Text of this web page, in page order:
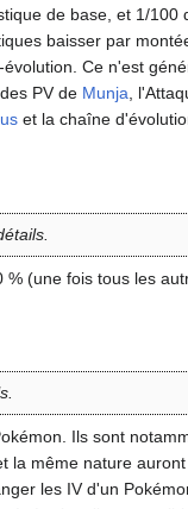
de base, et 1/100
baisser par
Ce n'est
PV de Munja,
et la chaîne
% (une fois tous les
Ils sont
même nature
les IV d'un